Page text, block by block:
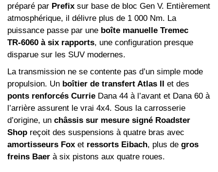
préparé par Prefix sur base de bloc Gen V. Entièrement
atmosphérique, il délivre plus de 1 000 Nm. La
puissance passe par une boîte manuelle Tremec
TR‑6060 à six rapports, une configuration presque
disparue sur les SUV modernes.
La transmission ne se contente pas d’un simple mode
propulsion. Un boîtier de transfert Atlas II
et des
ponts renforcés Currie Dana 44 à l’avant et Dana 60 à
l’arrière assurent le vrai 4x4. Sous la carrosserie
d’origine, un châssis sur mesure signé Roadster
Shop reçoit des suspensions à quatre bras avec
amortisseurs Fox et ressorts Eibach, plus de gros
freins Baer à six pistons aux quatre roues.